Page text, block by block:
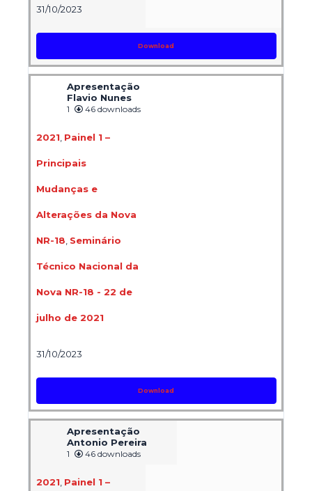
31/10/2023
Download
Apresentação
Flavio Nunes
1 46 downloads
2021, Painel 1 –
Principais
Mudanças e
Alterações da Nova
NR-18 Seminário
Técnico Nacional da
Nova NR-18 - 22 de
julho de 2021
31/10/2023
Download
Apresentação
Antonio Pereira
1 46 downloads
2021 Painel 1 –